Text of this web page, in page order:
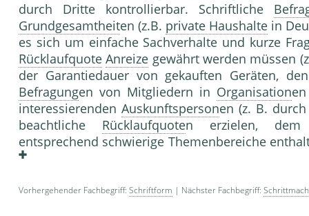
durch Dritte kon­trollierbar. Schriftliche
Grundgesamtheiten (z.B. private Haushalte in
es sich um einfache Sachver­halte und kurze
Rücklaufquote Anreize gewährt werden müssen
der Garantiedauer von gekauften Geräten,
Befragungen von Mitgliedern in Organisation
interessierenden Auskunftspersonen (z. B.
beachtliche Rücklaufquoten erzielen,
entsprechend schwierige Themenbereiche
Vorhergehender Fachbegriff: Schriftform | Nächster Fachbegriff: